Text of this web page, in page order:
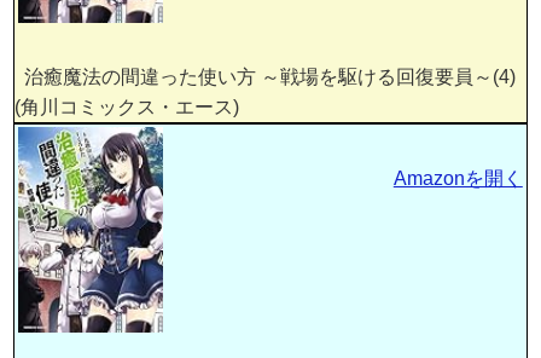
治癒魔法の間違った使い方 ～戦場を駆ける回復要員～(4)
(角川コミックス・エース)
Amazonを開く